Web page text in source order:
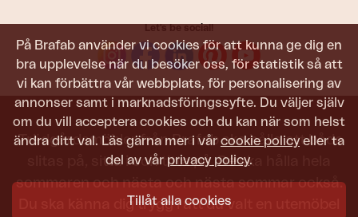
På Brafab använder vi cookies för att kunna ge dig en
bra upplevelse när du besöker oss, för statistik så att
vi kan förbättra vår webbplats, för personalisering av
annonser samt i marknadsföringssyfte. Du väljer själv
om du vill acceptera cookies och du kan när som helst
ändra ditt val. Läs gärna mer i vår cookie policy eller ta
del av vår privacy policy.
Tillåt alla cookies
Let's be social!
Trädgårdsmöbler från Brafab ska hålla att både
slitas på, sitta i och titta på. De ska hålla hela
sommaren och nästa och nästa sommar också.
Du ska känna dig trygg i att du valt en utemöbel